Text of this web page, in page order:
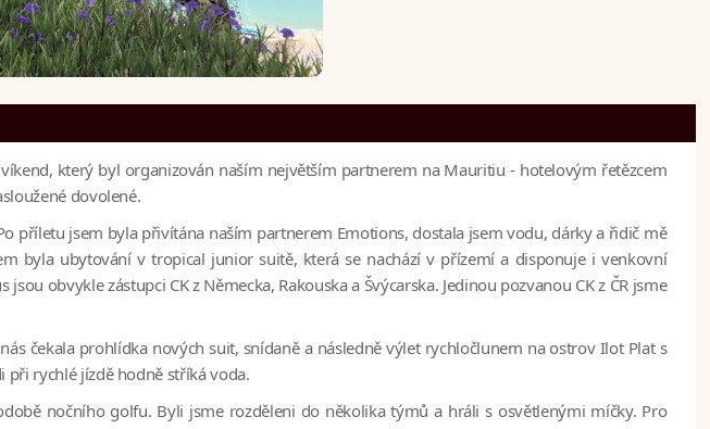
který byl organizován naším největším partnerem na Mauritiu - hotelovým řetězcem
dovolené.
příletu jsem byla přivítána naším partnerem Emotions, dostala jsem vodu, dárky a řidič mě
byla ubytování v tropical junior suitě, která se nachází v přízemí a disponuje i venkovní
obvykle zástupci CK z Německa, Rakouska a Švýcarska. Jedinou pozvanou CK z ČR jsme
čekala prohlídka nových suit, snídaně a následně výlet rychločlunem na ostrov Ilot Plat s
při rychlé jízdě hodně stříká voda.
nočního golfu. Byli jsme rozděleni do několika týmů a hráli s osvětlenými míčky. Pro